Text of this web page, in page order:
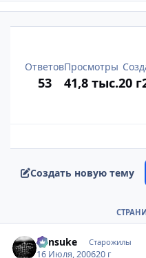
Ответов
53
Просмотры
41,8 тыс.20 г
Создать новую тему
Kensuke Старожилы
16 Июля, 200620 г